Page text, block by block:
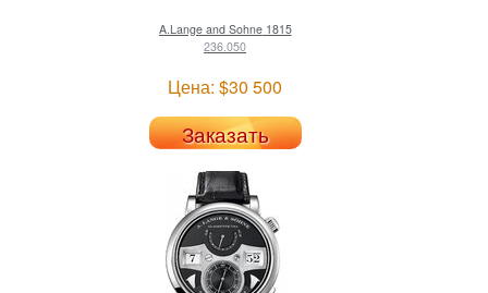
A.Lange and Sohne1815
236.050
Цена: $30 500
Заказать